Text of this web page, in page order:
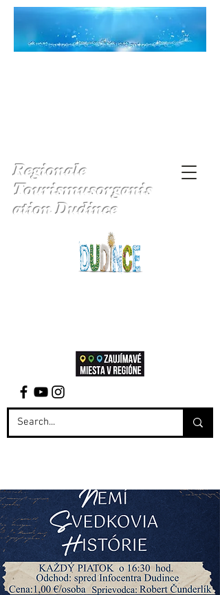
Regionale
Tourismusorganis
ation Dudince